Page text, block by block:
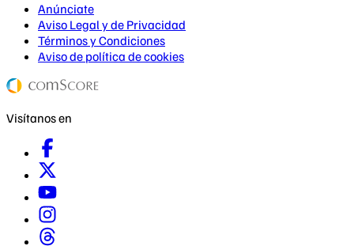
Anúnciate
Aviso Legal y de Privacidad
Términos y Condiciones
Aviso de política de cookies
Visítanos en